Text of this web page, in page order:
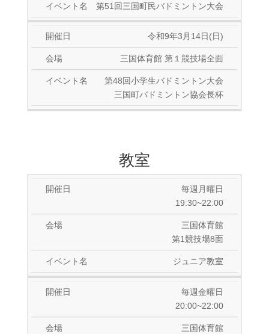
第51回三国町民バドミントン大会
令和9年3月14日(日)
三国体育館 第１競技場全面
第48回小学生バドミントン大会
三国町バドミントン協会長杯
教室
毎週月曜日
19:30~22:00
三国体育館
第1競技場8面
ジュニア教室
毎週金曜日
20:00~22:00
三国体育館